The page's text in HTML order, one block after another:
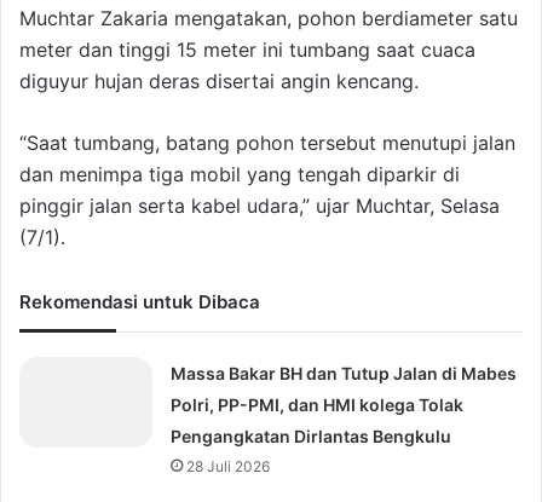
Muchtar Zakaria mengatakan, pohon berdiameter satu
meter dan tinggi 15 meter ini tumbang saat cuaca
diguyur hujan deras disertai angin kencang.
“Saat tumbang, batang pohon tersebut menutupi jalan
dan menimpa tiga mobil yang tengah diparkir di
pinggir jalan serta kabel udara,” ujar Muchtar, Selasa
(7/1).
Rekomendasi untuk Dibaca
Massa Bakar BH dan Tutup Jalan di Mabes
Polri, PP-PMI, dan HMI kolega Tolak
Pengangkatan Dirlantas Bengkulu
28 Juli 2026